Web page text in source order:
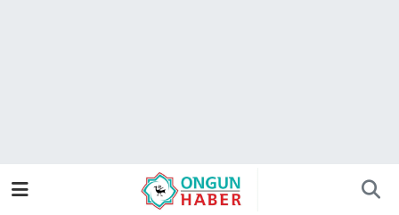
Trafik Durumu